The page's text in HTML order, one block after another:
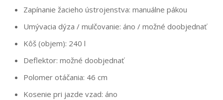
Zapínanie žacieho ústrojenstva: manuálne pákou
Umývacia dýza / mulčovanie: áno / možné doobjednať
Kôš (objem): 240 l
Deflektor: možné doobjednať
Polomer otáčania: 46 cm
Kosenie pri jazde vzad: áno